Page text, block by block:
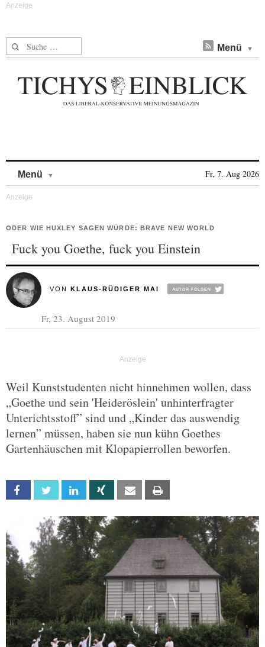
Suche nach: Menü
Menü Fr, 7. Aug 2026
ODER WIE HUXLEY SAGEN WÜRDE: BRAVE NEW WORLD
Fuck you Goethe, fuck you Einstein
VON KLAUS-RÜDIGER MAI
Fr, 23. August 2019
Weil Kunststudenten nicht hinnehmen wollen, dass
„Goethe und sein 'Heideröslein' unhinterfragter
Unterichtsstoff” sind und „Kinder das auswendig
lernen” müssen, haben sie nun kühn Goethes
Gartenhäuschen mit Klopapierrollen beworfen.
Facebook Twitter Linkedin Xing Email